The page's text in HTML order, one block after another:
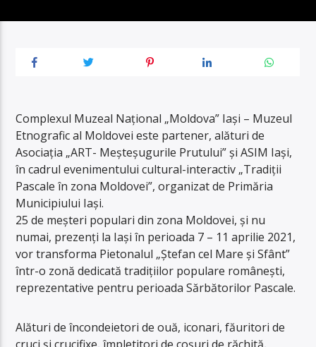
Complexul Muzeal Național „Moldova” Iași – Muzeul
Etnografic al Moldovei este partener, alături de
Asociația „ART- Meșteșugurile Prutului” și ASIM Iași,
în cadrul evenimentului cultural-interactiv „Tradiții
Pascale în zona Moldovei”, organizat de Primăria
Municipiului Iași.
25 de meșteri populari din zona Moldovei, și nu
numai, prezenți la Iași în perioada 7 – 11 aprilie 2021,
vor transforma Pietonalul „Ștefan cel Mare și Sfânt”
într-o zonă dedicată tradițiilor populare românești,
reprezentative pentru perioada Sărbătorilor Pascale.
Alături de încondeietori de ouă, iconari, făuritori de